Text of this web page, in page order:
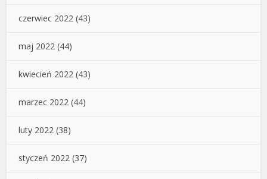
czerwiec 2022 (43)
maj 2022 (44)
kwiecień 2022 (43)
marzec 2022 (44)
luty 2022 (38)
styczeń 2022 (37)